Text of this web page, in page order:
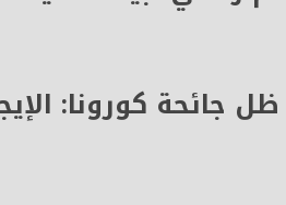
كورونا: